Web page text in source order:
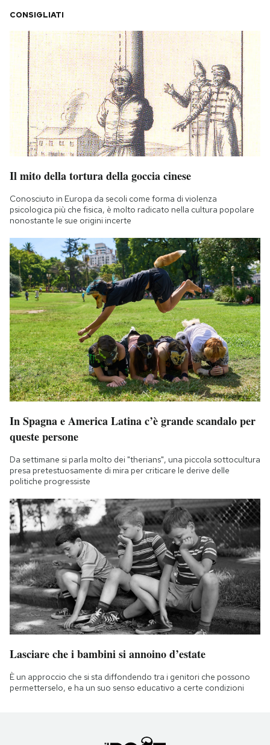
CONSIGLIATI
Il mito della tortura della goccia cinese
Conosciuto in Europa da secoli come forma di violenza
psicologica più che fisica, è molto radicato nella cultura popolare
nonostante le sue origini incerte
In Spagna e America Latina c’è grande scandalo per
queste persone
Da settimane si parla molto dei "therians", una piccola sottocultura
presa pretestuosamente di mira per criticare le derive delle
politiche progressiste
Lasciare che i bambini si annoino d’estate
È un approccio che si sta diffondendo tra i genitori che possono
permetterselo, e ha un suo senso educativo a certe condizioni